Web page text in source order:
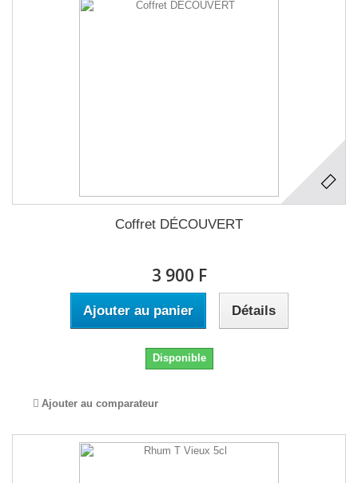
Coffret DÉCOUVERT
3 900 F
Ajouter au panier Détails
Disponible
Ajouter au comparateur